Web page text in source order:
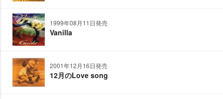
1999年08月11日発売
Vanilla
2001年12月16日発売
12月のLove song